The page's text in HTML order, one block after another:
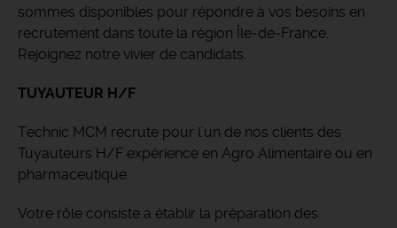
sommes disponibles pour répondre à vos besoins en
recrutement dans toute la région Île-de-France.
Rejoignez notre vivier de candidats.
TUYAUTEUR H/F
Technic MCM recrute pour l'un de nos clients des
Tuyauteurs H/F expérience en Agro Alimentaire ou en
pharmaceutique.
Votre rôle consiste a établir la préparation des